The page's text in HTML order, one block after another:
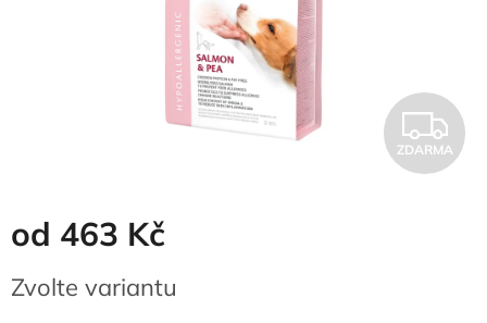
Z
D
ZDARMA
od 463 Kč
cena:
Zvolte variantu